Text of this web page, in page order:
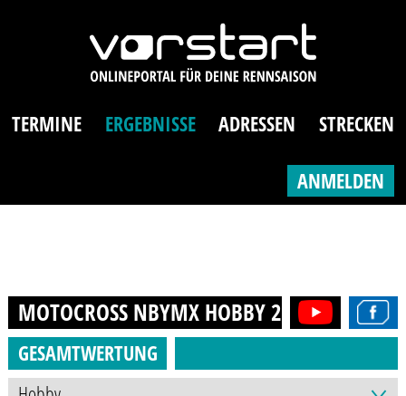
TERMINE ERGEBNISSE ADRESSEN STRECKEN
ANMELDEN
MOTOCROSS NBYMX HOBBY2019
GESAMTWERTUNG